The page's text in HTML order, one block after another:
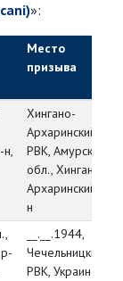
»:
Место
призыва
н,
Хингано-
Архаринский
РВК, Амурская
обл., Хингано-
Архаринский р-
н
__.__.1944,
Чечельницкий
РВК, Украинская